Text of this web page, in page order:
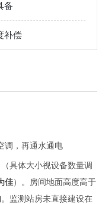
备
补偿
调，再通水通电
（具体大小视设备数量调
佳）。房间地面高度高于
。监测站房未直接建设在